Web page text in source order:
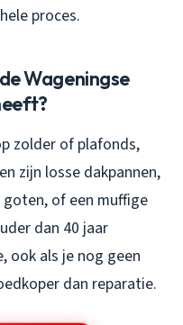
proces.
Wageningse
zolder of plafonds,
zijn losse dakpannen,
of een muffige
dan 40 jaar
ook als je nog geen
dan reparatie.